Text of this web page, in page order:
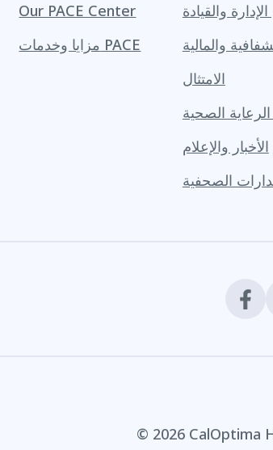
Our PACE Center
مزايا وخدمات PACE
والقيادة
والمالية
الامتثال
الصحية
الأخبار والإعلام
الصحفية
© 2026 CalOptima